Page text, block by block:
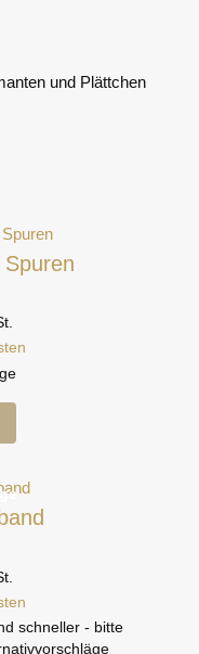
und Plättchen
schneller - bitte